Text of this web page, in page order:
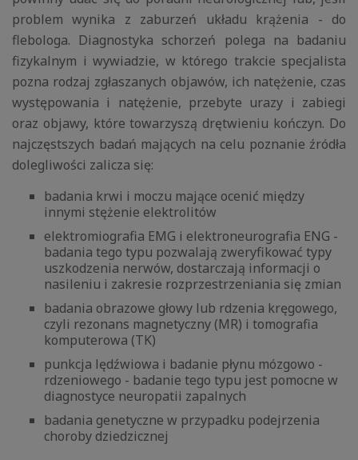
problem wynika z zaburzeń układu krążenia - do
flebologa. Diagnostyka schorzeń polega na badaniu
fizykalnym i wywiadzie, w którego trakcie specjalista
pozna rodzaj zgłaszanych objawów, ich natężenie, czas
występowania i natężenie, przebyte urazy i zabiegi
oraz objawy, które towarzyszą drętwieniu kończyn. Do
najczęstszych badań mających na celu poznanie źródła
dolegliwości zalicza się:
badania krwi i moczu mające ocenić między
innymi stężenie elektrolitów
elektromiografia EMG i elektroneurografia ENG -
badania tego typu pozwalają zweryfikować typy
uszkodzenia nerwów, dostarczają informacji o
nasileniu i zakresie rozprzestrzeniania się zmian
badania obrazowe głowy lub rdzenia kręgowego,
czyli rezonans magnetyczny (MR) i tomografia
komputerowa (TK)
punkcja lędźwiowa i badanie płynu mózgowo -
rdzeniowego - badanie tego typu jest pomocne w
diagnostyce neuropatii zapalnych
badania genetyczne w przypadku podejrzenia
choroby dziedzicznej